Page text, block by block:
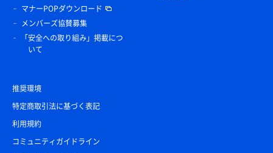
マナーPOPダウンロード
メンバーズ協賛募集
「安全への取り組み」掲載につ
いて
推奨環境
特定商取引法に基づく表記
利用規約
コミュニティガイドライン